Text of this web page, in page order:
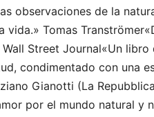
observaciones de la
vida.» Tomas
Street Journal«Un libro
condimentado con una
Gianotti (La
por el mundo natural y